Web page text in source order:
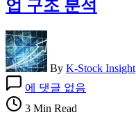
2026
너
지
투
자
패
러
업 구조 분석
By K-Stock Insight
년
원
에 댓글 없음
3 Min Read